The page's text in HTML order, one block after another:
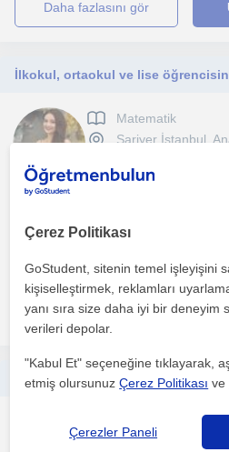
daha fazlasını gör
İlkokul, ortaokul ve lise
Matematik
Sariyer İstanbul,
1. ders ücretsiz
daha fazlasını gör
İTÜ Öğrencisinden Online ve Yüz
Sariyer İstanbul
Çerez Politikası
GoStudent, sitenin temel işleyişini
kişiselleştirmek, reklamları
yanı sıra size daha iyi bir deneyim
verileri depolar.
"Kabul Et" seçeneğine tıklayarak,
etmiş olursunuzÇerez Politikası ve
Çerezler Paneli